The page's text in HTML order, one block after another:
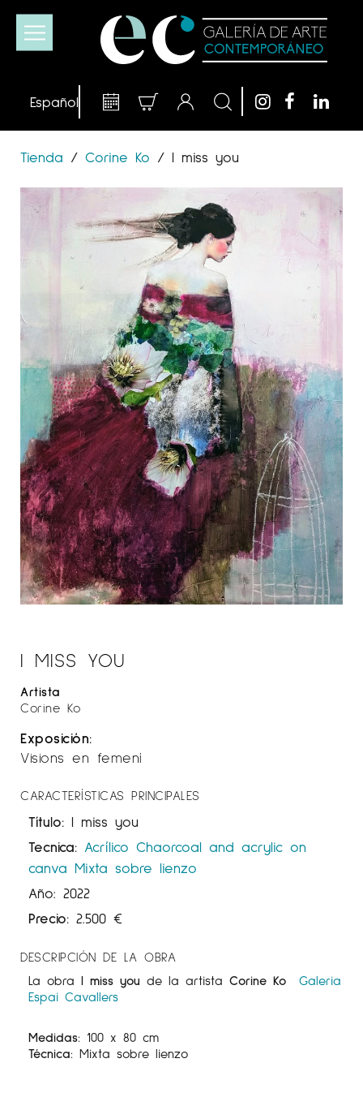
Tienda / Corine Ko / I miss you
I MISS YOU
Artista
Corine Ko
Exposición:
Visions en femení
CARACTERÍSTICAS PRINCIPALES
Título: I miss you
Tecnica: Acrílico Chaorcoal and acrylic on
canva Mixta sobre lienzo
Año: 2022
Precio: 2.500 €
DESCRIPCIÓN DE LA OBRA
La obra I miss you de la artista Corine Ko
Galeria
Espai Cavallers
Medidas: 100 x 80 cm
Técnica: Mixta sobre lienzo